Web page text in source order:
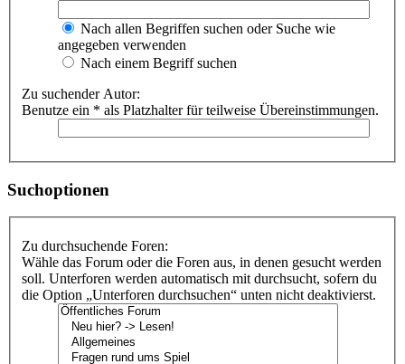
Nach allen Begriffen suchen oder Suche wie
angegeben verwenden
Nach einem Begriff suchen
Zu suchender Autor:
Benutze ein * als Platzhalter für teilweise Übereinstimmungen.
Suchoptionen
Zu durchsuchende Foren:
Wähle das Forum oder die Foren aus, in denen gesucht werden
soll. Unterforen werden automatisch mit durchsucht, sofern du
die Option „Unterforen durchsuchen“ unten nicht deaktivierst.